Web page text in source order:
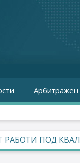
Арбитражен
РАБОТИ ПОД